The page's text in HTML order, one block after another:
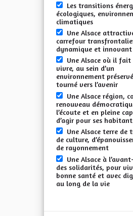
Les transitions
écologiques,
climatiques
Une Alsace
carrefour
dynamique et innovant
Une Alsace où il fait
vivre, au sein d’un
environnement
tourné vers l’avenir
Une Alsace région,
renouveau
l’écoute et en pleine
d’agir pour ses
Une Alsace terre de
de culture,
de rayonnement
Une Alsace à
des solidarités, pour
bonne santé et avec
au long de la vie